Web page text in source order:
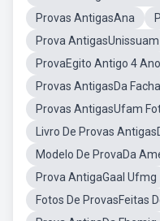
Provas AntigasAna
Prova AntigasUnissuam
ProvaEgito Antigo 4 Ano
Provas AntigasDa Facha
Provas AntigasUfam
Livro De Provas
Modelo De ProvaDa
Prova AntigaGaal Ufmg
Fotos De ProvasFeitas